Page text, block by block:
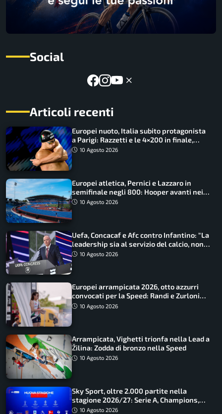
Social
Articoli recenti
Europei nuoto, Italia subito protagonista
a Parigi: Razzetti e le 4×200 in finale,
Quadarella domina gli 800
10 Agosto 2026
Europei atletica, Pernici e Lazzaro in
semifinale negli 800: Hooper avanti nei
100, fuori Tecuceanu
10 Agosto 2026
Uefa, Concacaf e Afc contro Infantino: “La
leadership sia al servizio del calcio, non
cerchi di dominarlo”
10 Agosto 2026
Europei arrampicata 2026, otto azzurri
convocati per la Speed: Randi e Zurloni
guidano l’Italia
10 Agosto 2026
Arrampicata, Vighetti trionfa nella Lead a
Žilina: Zodda di bronzo nella Speed
10 Agosto 2026
Sky Sport, oltre 2.000 partite nella
stagione 2026/27: Serie A, Champions,
Premier e tutte le novità
10 Agosto 2026